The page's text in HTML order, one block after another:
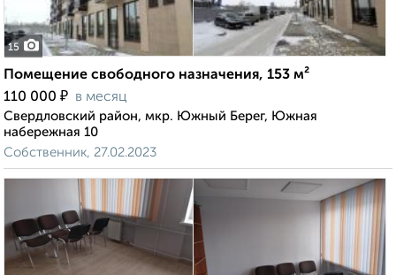
15
Помещение свободного назначения, 153 м²
110 000 ₽ в месяц
Свердловский район, мкр. Южный Берег, Южная
набережная 10
Собственник, 27.02.2023